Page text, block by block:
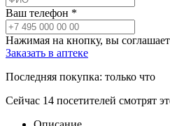
Ваш телефон *
Нажимая на кнопку, вы
Заказать в аптеке
Последняя покупка: только что
Сейчас 14 посетителей смотрят